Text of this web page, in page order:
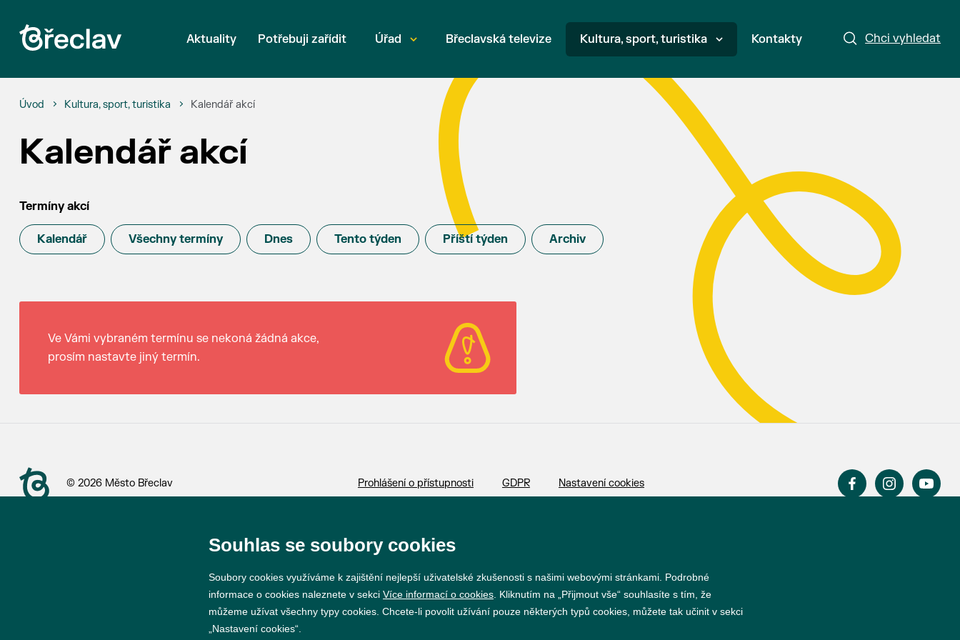
Chci vyhledat
Aktuality Potřebuji zařídit Úřad Břeclavská televize Kultura, sport, turistika Kontakty
Úvod Kultura, sport, turistika Kalendář akcí
Kalendář akcí
Termíny akcí
Kalendář Všechny termíny Dnes Tento týden Příští týden Archiv
Ve Vámi vybraném termínu se nekoná žádná akce,
prosím nastavte jiný termín.
© 2026 Město Břeclav Prohlášení o přístupnosti GDPR Nastavení cookies
Souhlas se soubory cookies
Soubory cookies využíváme k zajištění nejlepší uživatelské zkušenosti s našimi webovými stránkami. Podrobné
informace o cookies naleznete v sekci Více informací o cookies . Kliknutím na „Přijmout vše“ souhlasíte s tím, že
můžeme užívat všechny typy cookies. Chcete-li povolit užívání pouze některých typů cookies, můžete tak učinit v sekci
„Nastavení cookies“.